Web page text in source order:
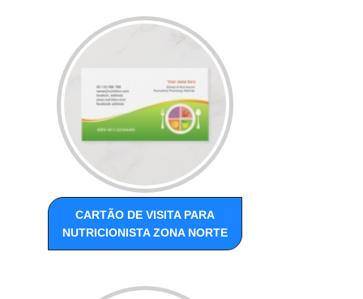
CARTÃO DE VISITA PARA
NUTRICIONISTA ZONA NORTE